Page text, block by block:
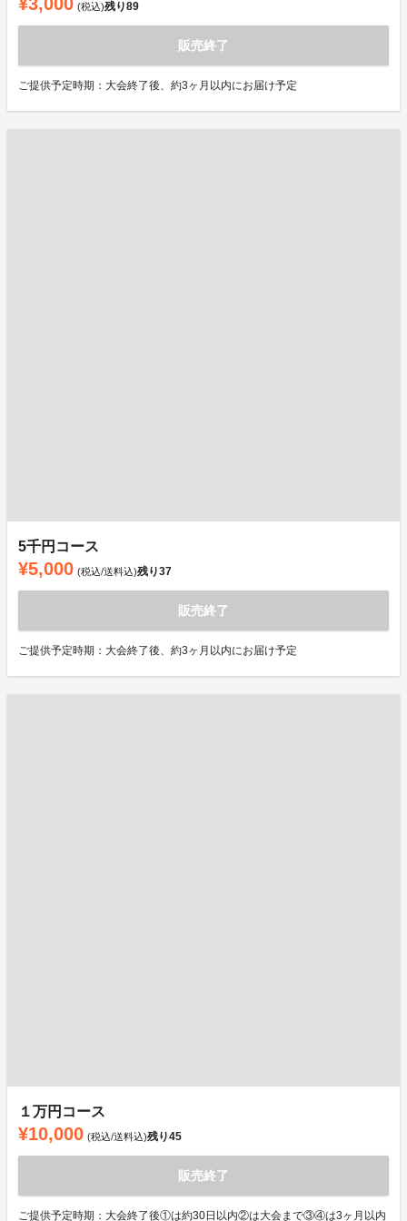
(税込)残り89
販売終了
ご提供予定時期：大会終了後、約3ヶ月以内にお届け予定
5千円コース
¥5,000 (税込/送料込)残り37
販売終了
ご提供予定時期：大会終了後、約3ヶ月以内にお届け予定
１万円コース
¥10,000 (税込/送料込)残り45
販売終了
ご提供予定時期：大会終了後①は約30日以内②は大会まで③④は3ヶ月以内